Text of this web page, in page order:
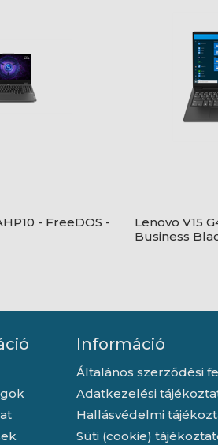
- FreeDOS -
Lenovo V15
Business
Információ
Általános szerződési
Adatkezelési
Hallásvédelmi
Süti (cookie)